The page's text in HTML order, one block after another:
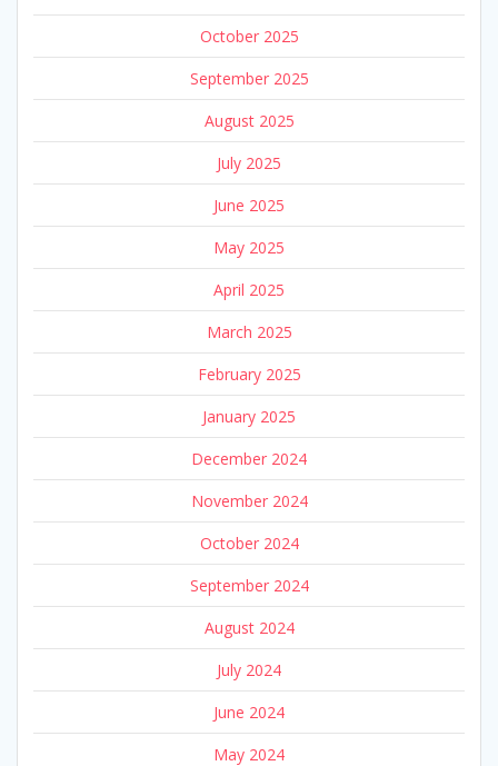
October 2025
September 2025
August 2025
July 2025
June 2025
May 2025
April 2025
March 2025
February 2025
January 2025
December 2024
November 2024
October 2024
September 2024
August 2024
July 2024
June 2024
May 2024